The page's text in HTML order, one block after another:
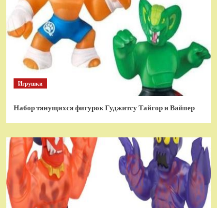
Игрушки
Набор тянущихся фигурок Гуджитсу Тайгор и Вайпер